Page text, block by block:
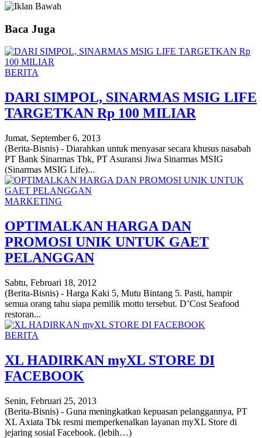
Baca Juga
BERITA
DARI SIMPOL, SINARMAS MSIG LIFE
TARGETKAN Rp 100 MILIAR
Jumat, September 6, 2013
(Berita-Bisnis) - Diarahkan untuk menyasar secara khusus nasabah
PT Bank Sinarmas Tbk, PT Asuransi Jiwa Sinarmas MSIG
(Sinarmas MSIG Life)...
MARKETING
OPTIMALKAN HARGA DAN
PROMOSI UNIK UNTUK GAET
PELANGGAN
Sabtu, Februari 18, 2012
(Berita-Bisnis) - Harga Kaki 5, Mutu Bintang 5. Pasti, hampir
semua orang tahu siapa pemilik motto tersebut. D’Cost Seafood
restoran...
BERITA
XL HADIRKAN myXL STORE DI
FACEBOOK
Senin, Februari 25, 2013
(Berita-Bisnis) - Guna meningkatkan kepuasan pelanggannya, PT
XL Axiata Tbk resmi memperkenalkan layanan myXL Store di
jejaring sosial Facebook. (lebih…)